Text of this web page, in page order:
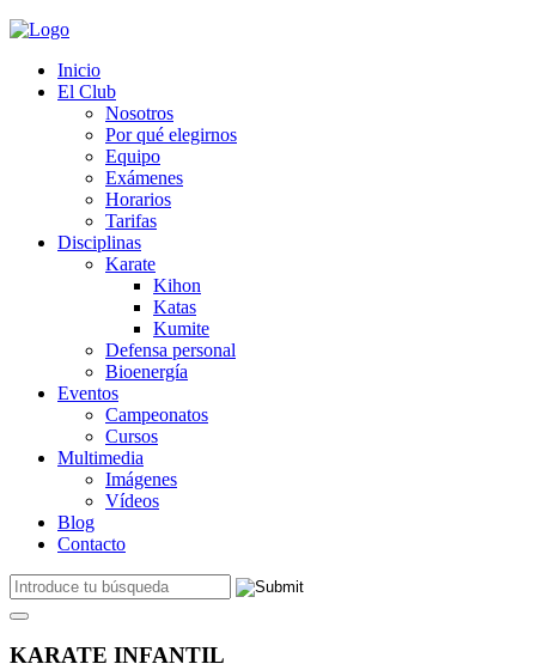
Inicio
El Club
Nosotros
Por qué elegirnos
Equipo
Exámenes
Horarios
Tarifas
Disciplinas
Karate
Kihon
Katas
Kumite
Defensa personal
Bioenergía
Eventos
Campeonatos
Cursos
Multimedia
Imágenes
Vídeos
Blog
Contacto
KARATE INFANTIL